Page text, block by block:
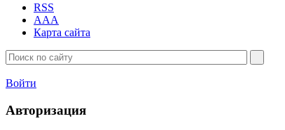
RSS
AAA
Карта сайта
Войти
Авторизация